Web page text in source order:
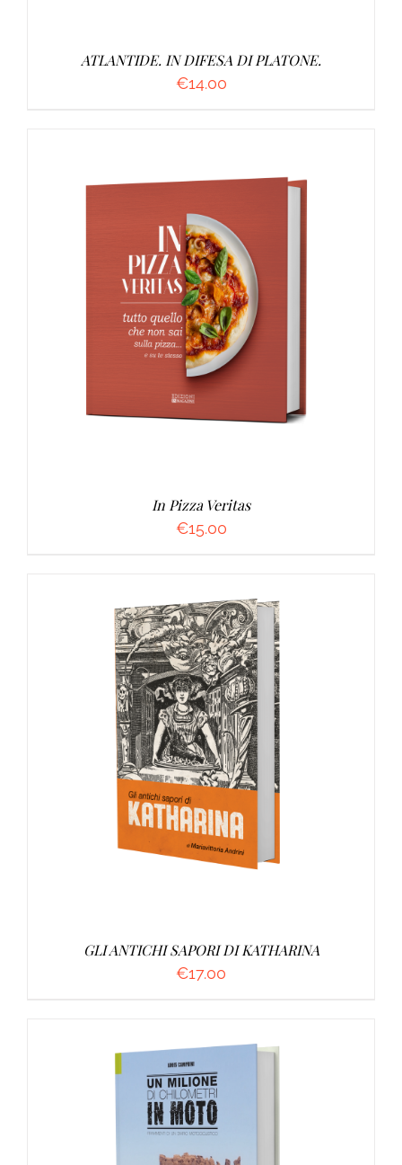
ATLANTIDE. IN DIFESA DI PLATONE.
€14.00
AGGIUNGI AL CARRELLO /
In Pizza Veritas
€15.00
AGGIUNGI AL CARRELLO / DETTAGLI
GLI ANTICHI SAPORI DI KATHARINA
€17.00